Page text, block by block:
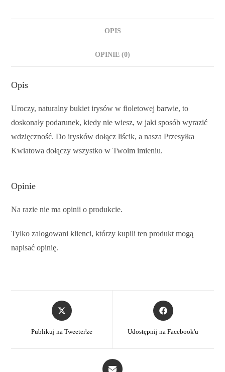
OPIS
OPINIE (0)
Opis
Uroczy, naturalny bukiet irysów w fioletowej barwie, to
doskonały podarunek, kiedy nie wiesz, w jaki sposób wyrazić
wdzięczność. Do irysków dołącz liścik, a nasza Przesyłka
Kwiatowa dołączy wszystko w Twoim imieniu.
Opinie
Na razie nie ma opinii o produkcie.
Tylko zalogowani klienci, którzy kupili ten produkt mogą
napisać opinię.
Publikuj na Tweeter'ze Udostępnij na Facebook'u